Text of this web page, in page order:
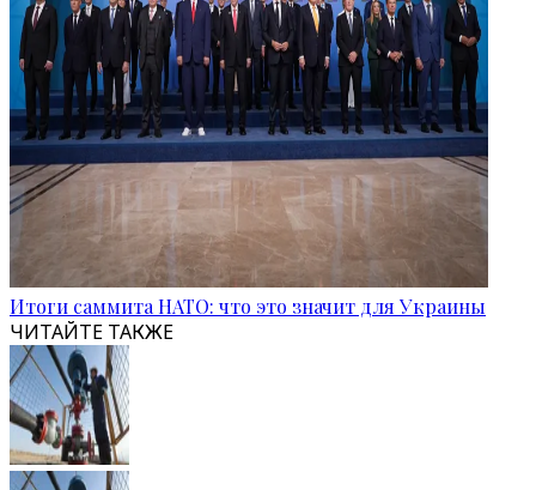
Итоги саммита НАТО: что это значит для Украины
ЧИТАЙТЕ ТАКЖЕ